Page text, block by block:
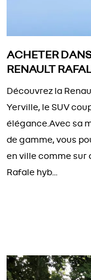
ACHETER
RENAULT
Découvrez la
Yerville, le SUV
élégance.Avec sa
de gamme, vous
en ville comme sur
Rafale hyb...